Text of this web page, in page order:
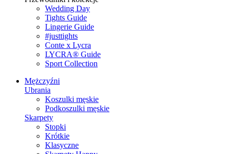
Wedding Day
Tights Guide
Lingerie Guide
#justtights
Conte x Lycra
LYCRA® Guide
Sport Сollection
Mężczyźni
Ubrania
Koszulki męskie
Podkoszulki męskie
Skarpety
Stopki
Krótkie
Klasyczne